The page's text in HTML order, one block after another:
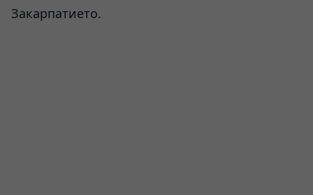
Закарпатието.